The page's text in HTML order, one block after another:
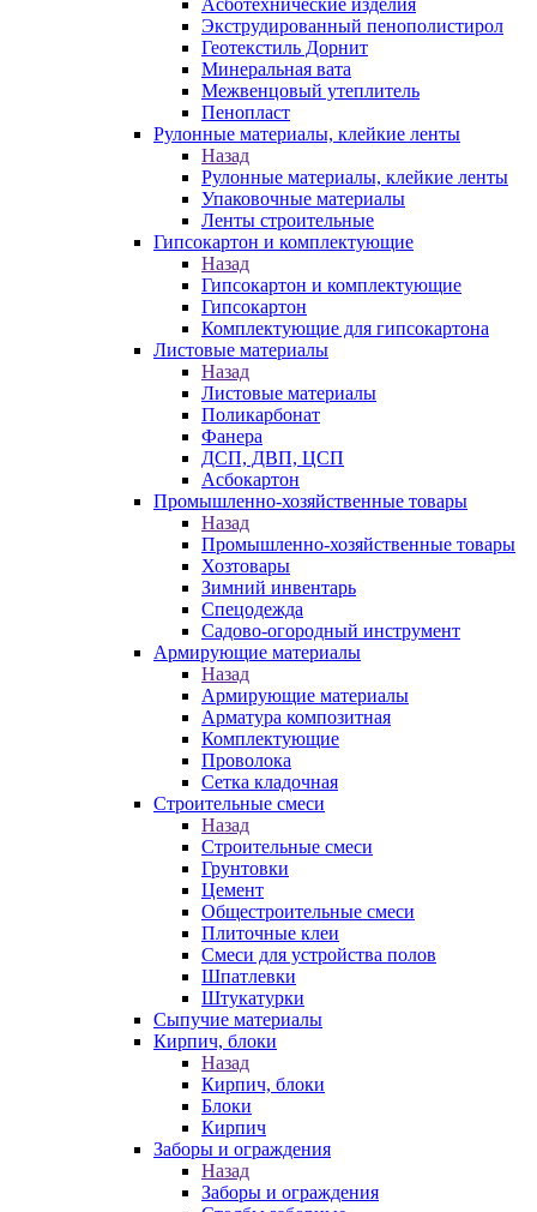
Асботехнические изделия
Экструдированный пенополистирол
Геотекстиль Дорнит
Минеральная вата
Межвенцовый утеплитель
Пенопласт
Рулонные материалы, клейкие ленты
Назад
Рулонные материалы, клейкие ленты
Упаковочные материалы
Ленты строительные
Гипсокартон и комплектующие
Назад
Гипсокартон и комплектующие
Гипсокартон
Комплектующие для гипсокартона
Листовые материалы
Назад
Листовые материалы
Поликарбонат
Фанера
ДСП, ДВП, ЦСП
Асбокартон
Промышленно-хозяйственные товары
Назад
Промышленно-хозяйственные товары
Хозтовары
Зимний инвентарь
Спецодежда
Садово-огородный инструмент
Армирующие материалы
Назад
Армирующие материалы
Арматура композитная
Комплектующие
Проволока
Сетка кладочная
Строительные смеси
Назад
Строительные смеси
Грунтовки
Цемент
Общестроительные смеси
Плиточные клеи
Смеси для устройства полов
Шпатлевки
Штукатурки
Сыпучие материалы
Кирпич, блоки
Назад
Кирпич, блоки
Блоки
Кирпич
Заборы и ограждения
Назад
Заборы и ограждения